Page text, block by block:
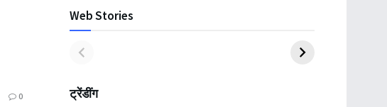
0
Web Stories
ट्रेंडींग